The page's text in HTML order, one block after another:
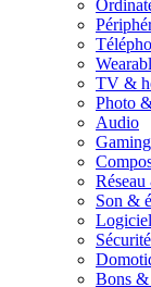
TV &
Photo
Audio
Gaming
Son &
Bons &